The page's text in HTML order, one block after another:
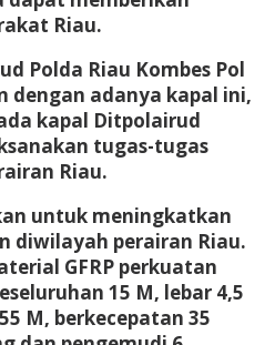
Riau.
Polda Riau Kombes Pol
dengan adanya kapal ini,
kapal Ditpolairud
tugas-tugas
Riau.
untuk meningkatkan
diwilayah perairan Riau.
GFRP perkuatan
15 M, lebar 4,5
M, berkecepatan 35